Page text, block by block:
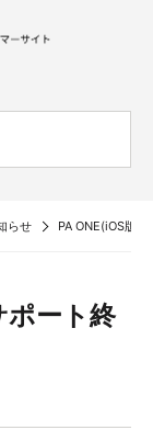
らせ PA ONE(iOS版
ート終